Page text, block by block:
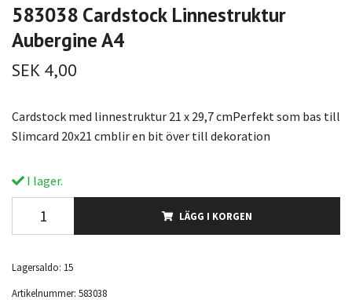
583038 Cardstock Linnestruktur
Aubergine A4
SEK 4,00
Cardstock med linnestruktur 21 x 29,7 cmPerfekt som bas till
Slimcard 20x21 cmblir en bit över till dekoration
I lager.
LÄGG I KORGEN
Lagersaldo: 15
Artikelnummer: 583038